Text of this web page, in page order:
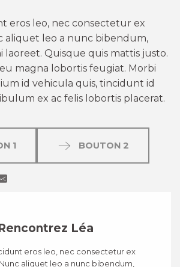
eros leo, nec consectetur ex
aliquet leo a nunc bibendum,
laoreet. Quisque quis mattis justo.
magna lobortis feugiat. Morbi
id vehicula quis, tincidunt id
ex ac felis lobortis placerat.
1 BOUTON 2
Léa
eros leo, nec consectetur ex
aliquet leo a nunc bibendum,